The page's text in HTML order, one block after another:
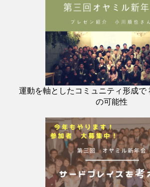
運動を軸としたコミュニティ形成で
の可能性